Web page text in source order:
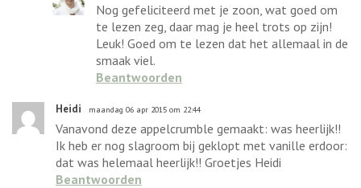
Nog gefeliciteerd met je zoon, wat goed om
te lezen zeg, daar mag je heel trots op zijn!
Leuk! Goed om te lezen dat het allemaal in de
smaak viel.
Beantwoorden
Heidi maandag 06 apr 2015 om 22:44
Vanavond deze appelcrumble gemaakt: was heerlijk!!
Ik heb er nog slagroom bij geklopt met vanille erdoor:
dat was helemaal heerlijk!! Groetjes Heidi
Beantwoorden